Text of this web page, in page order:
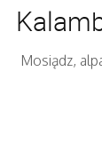
Mosiądz,